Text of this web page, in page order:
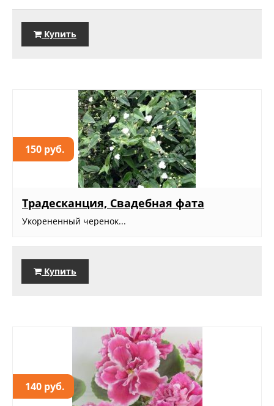
Купить
150 руб.
Традесканция, Свадебная фата
Укорененный черенок...
Купить
140 руб.